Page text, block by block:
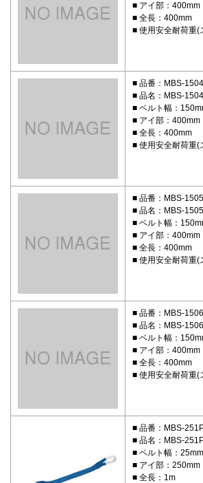
アイ部：400mm
全長：400mm
使用安全耐荷重(
品番：MBS-
品名：MBS-
ベルト幅：
アイ部：400mm
全長：400mm
使用安全耐荷重(
品番：MBS-
品名：MBS-
ベルト幅：
アイ部：400mm
全長：400mm
使用安全耐荷重(
品番：MBS-
品名：MBS-
ベルト幅：
アイ部：400mm
全長：400mm
使用安全耐荷重(
品番：MBS-
品名：MBS-
ベルト幅：25mm
アイ部：250mm
全長：1m